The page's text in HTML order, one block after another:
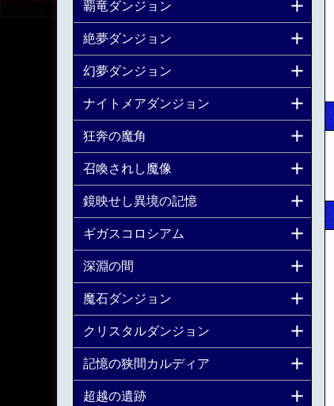
覇竜ダンジョン
絶夢ダンジョン
幻夢ダンジョン
ナイトメアダンジョン
狂奔の魔角
召喚されし魔像
鏡映せし異境の記憶
ギガスコロシアム
深淵の間
魔石ダンジョン
クリスタルダンジョン
記憶の狭間カルディア
超越の遺跡